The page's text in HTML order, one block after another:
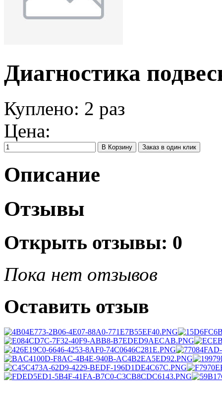
Диагностика
Куплено: 2 раз
Цена:
Заказ в один клик
Описание
Отзывы
Открыть отзывы: 0
Пока нет отзывов
Оставить отзыв